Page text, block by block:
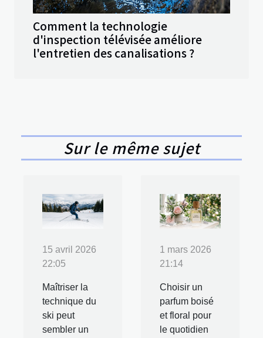
Comment la technologie
d'inspection télévisée améliore
l'entretien des canalisations ?
Sur le même sujet
15 avril 2026
22:05
Maîtriser la
technique du
ski peut
sembler un
1 mars 2026
21:14
Choisir un
parfum boisé
et floral pour
le quotidien